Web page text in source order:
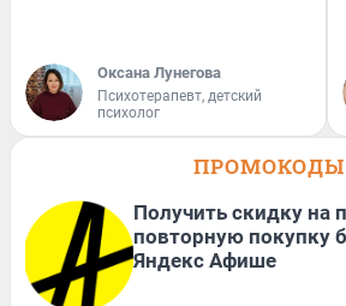
Оксана Лунегова
Психотерапевт, детский
психолог
ПРОМОКОДЫ
Получить скидку на
повторную покупку
Яндекс Афише